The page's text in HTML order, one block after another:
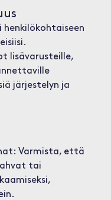
henkilökohtaiseen
lisävarusteille,
järjestelyn ja
Varmista, että
tai